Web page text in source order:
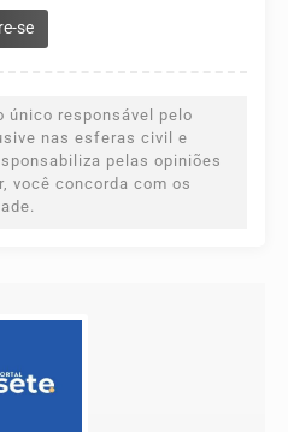
se
único responsável pelo
nas esferas civil e
pelas opiniões
você concorda com os